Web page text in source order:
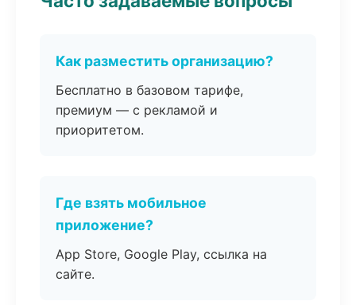
Как разместить организацию?
Бесплатно в базовом тарифе,
премиум — с рекламой и
приоритетом.
Где взять мобильное
приложение?
App Store, Google Play, ссылка на
сайте.